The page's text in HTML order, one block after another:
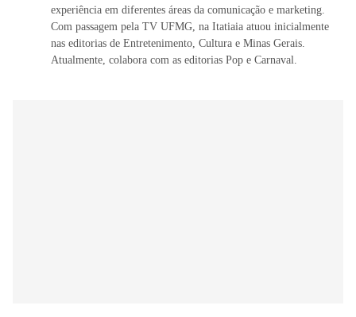
experiência em diferentes áreas da comunicação e marketing.
Com passagem pela TV UFMG, na Itatiaia atuou inicialmente
nas editorias de Entretenimento, Cultura e Minas Gerais.
Atualmente, colabora com as editorias Pop e Carnaval.